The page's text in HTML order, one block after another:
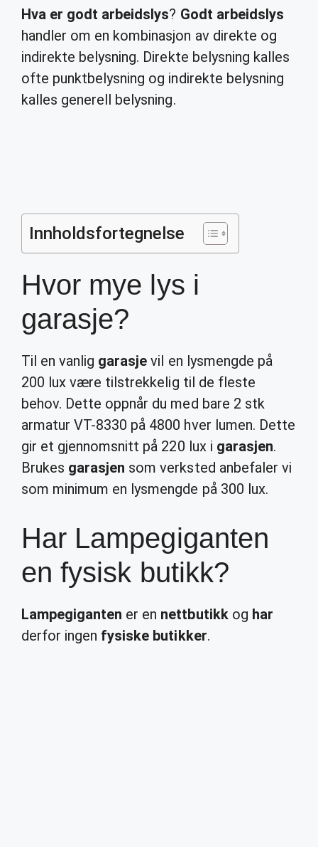
Hva er godt arbeidslys? Godt arbeidslys
handler om en kombinasjon av direkte og
indirekte belysning. Direkte belysning kalles
ofte punktbelysning og indirekte belysning
kalles generell belysning.
Innholdsfortegnelse
Hvor mye lys i
garasje?
Til en vanlig garasje vil en lysmengde på
200 lux være tilstrekkelig til de fleste
behov. Dette oppnår du med bare 2 stk
armatur VT-8330 på 4800 hver lumen. Dette
gir et gjennomsnitt på 220 lux i garasjen.
Brukes garasjen som verksted anbefaler vi
som minimum en lysmengde på 300 lux.
Har Lampegiganten
en fysisk butikk?
Lampegiganten er en nettbutikkog har
derfor ingen fysiske butikker.